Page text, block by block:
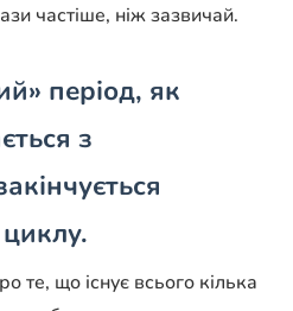
частіше, ніж зазвичай.
період, як
з
те, що існує всього кілька